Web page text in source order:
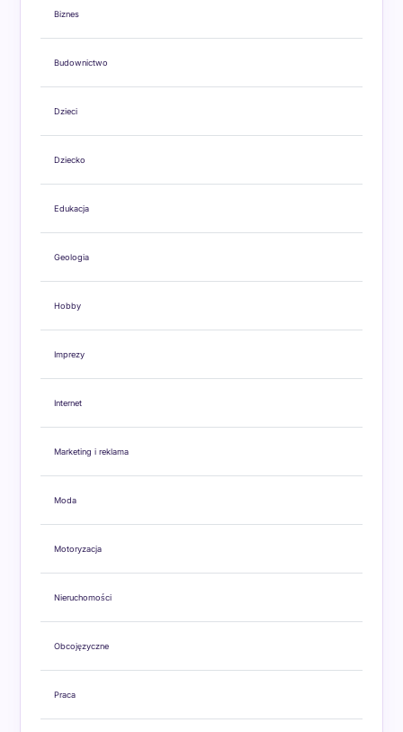
Biznes
Budownictwo
Dzieci
Dziecko
Edukacja
Geologia
Hobby
Imprezy
Internet
Marketing i reklama
Moda
Motoryzacja
Nieruchomości
Obcojęzyczne
Praca